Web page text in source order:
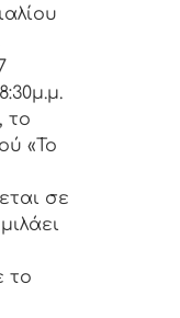
το
«Το
σε
το